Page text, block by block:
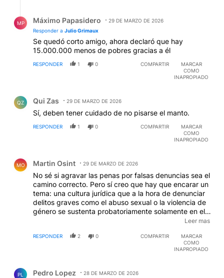
MP Máximo Papasidero
29 DE MARZO DE 2026
Responder a Julio Grimaux
Se quedó corto amigo, ahora declaró que hay
15.000.000 menos de pobres gracias a él
RESPONDER 1 0 COMPARTIR
MARCAR
COMO
INAPROPIADO
QZ Qui Zas 29 DE MARZO DE 2026
Sí, deben tener cuidado de no pisarse el manto.
RESPONDER 1 0 COMPARTIR
MARCAR
COMO
INAPROPIADO
MO Martin Osint 29 DE MARZO DE 2026
No sé si agravar las penas por falsas denuncias sea el
camino correcto. Pero sí creo que hay que encarar un
tema: una cultura jurídica que a la hora de denunciar
delitos graves como el abuso sexual o la violencia de
género se sustenta probatoriamente solamente en el
testimonio de la denunciante ("yo te creo hermana")
vengativas. Una noticia del año 2019 en el marco de
la separación de Canigia y Nanis: ""el Pájaro" deberá
¿Qué pasó? La Jueza del Juzgado Nacional de
Leer mas
RESPONDER 2 0 COMPARTIR
MARCAR
COMO
INAPROPIADO
PL Pedro Lopez 28 DE MARZO DE 2026